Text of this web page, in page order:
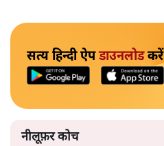
सत्य हिन्दी ऐपडाउनलोडकरें
नीलूफ़र कोच